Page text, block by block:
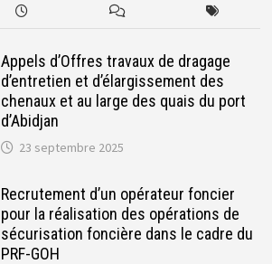
Appels d’Offres travaux de dragage
d’entretien et d’élargissement des
chenaux et au large des quais du port
d’Abidjan
23 septembre 2025
Recrutement d’un opérateur foncier
pour la réalisation des opérations de
sécurisation foncière dans le cadre du
PRF-GOH